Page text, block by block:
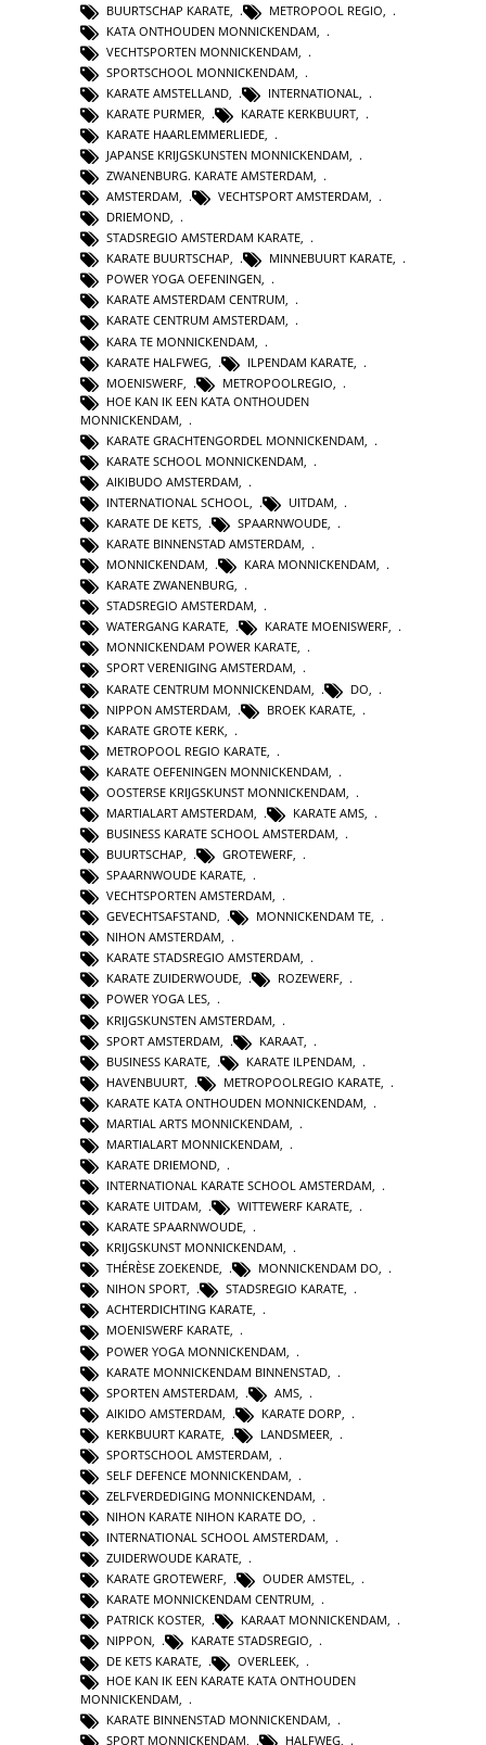
BUURTSCHAP KARATE
METROPOOL REGIO
KATA ONTHOUDEN MONNICKENDAM
VECHTSPORTEN MONNICKENDAM
SPORTSCHOOL MONNICKENDAM
KARATE AMSTELLAND
INTERNATIONAL
KARATE PURMER
KARATE KERKBUURT
KARATE HAARLEMMERLIEDE
JAPANSE KRIJGSKUNSTEN MONNICKENDAM
ZWANENBURG. KARATE AMSTERDAM,
AMSTERDAM, VECHTSPORT AMSTERDAM,
DRIEMOND,
STADSREGIO AMSTERDAM KARATE,
KARATE BUURTSCHAP, MINNEBUURT KARATE,
POWER YOGA OEFENINGEN,
KARATE AMSTERDAM CENTRUM,
KARATE CENTRUM AMSTERDAM,
KARA TE MONNICKENDAM
KARATE HALFWEG
ILPENDAM KARATE
MOENISWERF
METROPOOLREGIO
HOE KAN IK EEN KATA ONTHOUDEN
MONNICKENDAM
KARATE GRACHTENGORDEL MONNICKENDAM
KARATE SCHOOL MONNICKENDAM
AIKIBUDO AMSTERDAM
INTERNATIONAL SCHOOL
UITDAM
KARATE DE KETS, SPAARNWOUDE,
KARATE BINNENSTAD AMSTERDAM,
MONNICKENDAM, KARA MONNICKENDAM,
KARATE ZWANENBURG,
STADSREGIO AMSTERDAM,
WATERGANG KARATE, KARATE MOENISWERF,
MONNICKENDAM POWER KARATE,
SPORT VERENIGING AMSTERDAM,
KARATE CENTRUM MONNICKENDAM
DO
NIPPON AMSTERDAM
BROEK KARATE
KARATE GROTE KERK
METROPOOL REGIO KARATE
KARATE OEFENINGEN MONNICKENDAM
OOSTERSE KRIJGSKUNST MONNICKENDAM
MARTIALART AMSTERDAM
KARATE AMS
BUSINESS KARATE SCHOOL AMSTERDAM
BUURTSCHAP, GROTEWERF,
SPAARNWOUDE KARATE,
VECHTSPORTEN AMSTERDAM,
GEVECHTSAFSTAND, MONNICKENDAM TE,
NIHON AMSTERDAM,
KARATE STADSREGIO AMSTERDAM,
KARATE ZUIDERWOUDE, ROZEWERF,
POWER YOGA LES,
KRIJGSKUNSTEN AMSTERDAM
SPORT AMSTERDAM
KARAAT
BUSINESS KARATE
KARATE ILPENDAM
HAVENBUURT
METROPOOLREGIO KARATE
KARATE KATA ONTHOUDEN MONNICKENDAM
MARTIAL ARTS MONNICKENDAM
MARTIALART MONNICKENDAM
KARATE DRIEMOND
INTERNATIONAL KARATE SCHOOL AMSTERDAM,
KARATE UITDAM, WITTEWERF KARATE,
KARATE SPAARNWOUDE,
KRIJGSKUNST MONNICKENDAM,
THÉRÈSE ZOEKENDE, MONNICKENDAM DO,
NIHON SPORT, STADSREGIO KARATE,
ACHTERDICHTING KARATE,
MOENISWERF KARATE,
POWER YOGA MONNICKENDAM
KARATE MONNICKENDAM BINNENSTAD
SPORTEN AMSTERDAM
AMS
AIKIDO AMSTERDAM
KARATE DORP
KERKBUURT KARATE
LANDSMEER
SPORTSCHOOL AMSTERDAM
SELF DEFENCE MONNICKENDAM
ZELFVERDEDIGING MONNICKENDAM
NIHON KARATE NIHON KARATE DO,
INTERNATIONAL SCHOOL AMSTERDAM,
ZUIDERWOUDE KARATE,
KARATE GROTEWERF, OUDER AMSTEL,
KARATE MONNICKENDAM CENTRUM,
PATRICK KOSTER, KARAAT MONNICKENDAM,
NIPPON, KARATE STADSREGIO,
DE KETS KARATE, OVERLEEK,
HOE KAN IK EEN KARATE KATA ONTHOUDEN
MONNICKENDAM
KARATE BINNENSTAD MONNICKENDAM
SPORT MONNICKENDAM
HALFWEG